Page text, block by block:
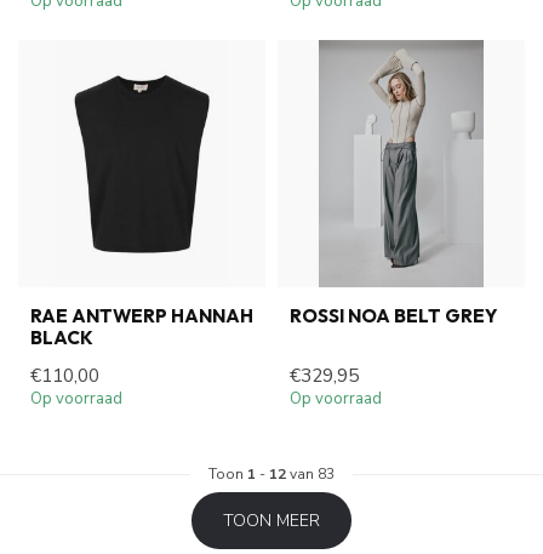
RAE ANTWERP HANNAH
BLACK
€110,00
Op voorraad
ROSSI NOA BELT GREY
€329,95
Op voorraad
Toon 1 - 12van 83
TOON MEER